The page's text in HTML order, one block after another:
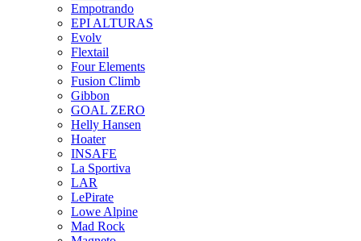
Empotrando
EPI ALTURAS
Evolv
Flextail
Four Elements
Fusion Climb
Gibbon
GOAL ZERO
Helly Hansen
Hoater
INSAFE
La Sportiva
LAR
LePirate
Lowe Alpine
Mad Rock